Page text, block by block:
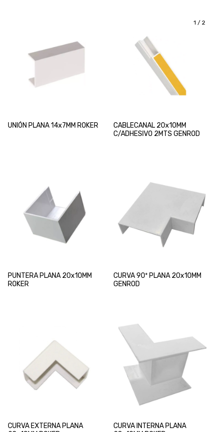
UNIÓN PLANA 14x7MM ROKER
1 / 2
CABLECANAL 20x10MM
C/ADHESIVO 2MTS GENROD
PUNTERA PLANA 20x10MM
ROKER
CURVA 90º PLANA 20x10MM
GENROD
CURVA EXTERNA PLANA
CURVA INTERNA PLANA